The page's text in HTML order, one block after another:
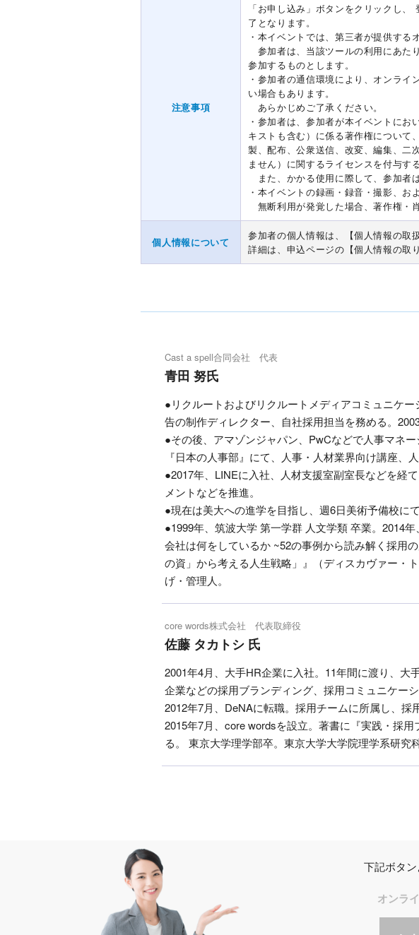
注意事項
「お申し込み」ボタンをクリックし
了となります。
・本イベントでは、第三者が提供する
参加者は、当該ツールの利用にあた
参加するものとします。
・参加者の通信環境により、オンラ
い場合もあります。
あらかじめご了承ください。
・参加者は、参加者が本イベントに
キストも含む）に係る著作権について
製、配布、公衆送信、改変、編集、二
ません）に関するライセンスを付与す
また、かかる使用に際して、参加者
・本イベントの録画・録音・撮影、お
無断利用が発覚した場合、著作権・
個人情報について
参加者の個人情報は、【個人情報の取
詳細は、申込ページの【個人情報の取
Cast a spell合同会社 代表
青田 努氏
●リクルートおよびリクルートメディアコミュニケ
告の制作ディレクター、自社採用担当を務める。
●その後、アマゾンジャパン、PwCなどで人事マネ
『日本の人事部』にて、人事・人材業界向け講座、
●2017年、LINEに入社、人材支援室副室長などを経
メントなどを推進。
●現在は美大への進学を目指し、週6日美術予備校に
●1999年、筑波大学 第一学群 人文学類 卒業。2014
会社は何をしているか ~52の事例から読み解く採
の資」から考える人生戦略」』（ディスカヴァー・
げ・管理人。
core words株式会社 代表取締役
佐藤 タカトシ 氏
2001年4月、大手HR企業に入社。11年間に渡り、
企業などの採用ブランディング、採用コミュニケー
2012年7月、DeNAに転職。採用チームに所属し、採
2015年7月、core wordsを設立。著書に『実践・採
る。 東京大学理学部卒。東京大学大学院理学系研究科
下記ボタン
オンラ